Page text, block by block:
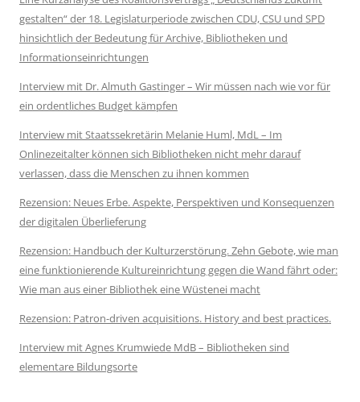
gestalten“ der 18. Legislaturperiode zwischen CDU, CSU und SPD
hinsichtlich der Bedeutung für Archive, Bibliotheken und
Informationseinrichtungen
Interview mit Dr. Almuth Gastinger – Wir müssen nach wie vor für
ein ordentliches Budget kämpfen
Interview mit Staatssekretärin Melanie Huml, MdL – Im
Onlinezeitalter können sich Bibliotheken nicht mehr darauf
verlassen, dass die Menschen zu ihnen kommen
Rezension: Neues Erbe. Aspekte, Perspektiven und Konsequenzen
der digitalen Überlieferung
Rezension: Handbuch der Kulturzerstörung. Zehn Gebote, wie man
eine funktionierende Kultureinrichtung gegen die Wand fährt oder:
Wie man aus einer Bibliothek eine Wüstenei macht
Rezension: Patron-driven acquisitions. History and best practices.
Interview mit Agnes Krumwiede MdB – Bibliotheken sind
elementare Bildungsorte